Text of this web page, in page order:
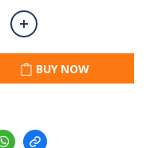
BUY NOW